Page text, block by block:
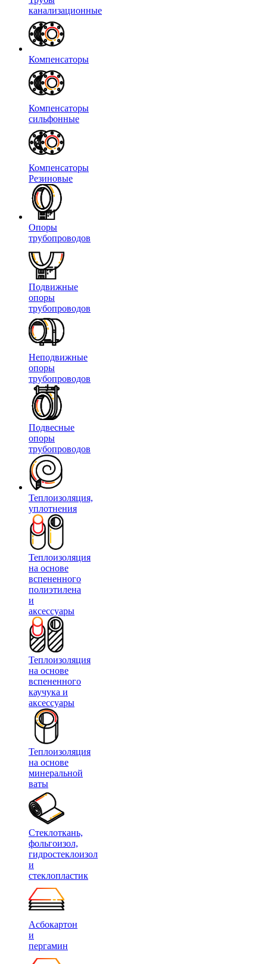
канализационные
Компенсаторы
Компенсаторы
сильфонные
Компенсаторы
Резиновые
Опоры
трубопроводов
Подвижные
опоры
трубопроводов
Неподвижные
опоры
трубопроводов
Подвесные
опоры
трубопроводов
Теплоизоляция,
уплотнения
Теплоизоляция
на основе
вспененного
полиэтилена
и
аксессуары
Теплоизоляция
на основе
вспененного
каучука и
аксессуары
Теплоизоляция
на основе
минеральной
ваты
Стеклоткань,
фольгоизол,
гидростеклоизол
и
стеклопластик
Асбокартон
и
пергамин